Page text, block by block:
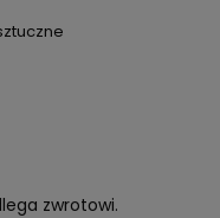
zwrotowi.